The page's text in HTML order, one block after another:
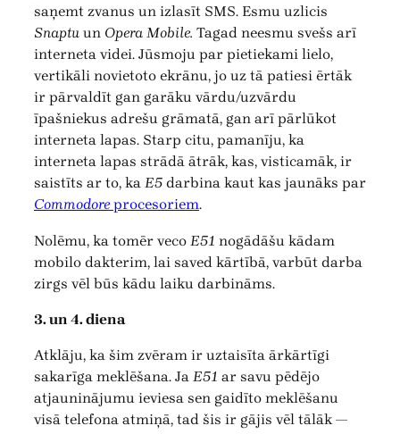
saņemt zvanus un izlasīt SMS. Esmu uzlicis
Snaptu un Opera Mobile. Tagad neesmu svešs arī
interneta videi. Jūsmoju par pietiekami lielo,
vertikāli novietoto ekrānu, jo uz tā patiesi ērtāk
ir pārvaldīt gan garāku vārdu/uzvārdu
īpašniekus adrešu grāmatā, gan arī pārlūkot
interneta lapas. Starp citu, pamanīju, ka
interneta lapas strādā ātrāk, kas, visticamāk, ir
saistīts ar to, ka E5 darbina kaut kas jaunāks par
Commodoreprocesoriem.
Nolēmu, ka tomēr veco E51 nogādāšu kādam
mobilo dakterim, lai saved kārtībā, varbūt darba
zirgs vēl būs kādu laiku darbināms.
3. un 4. diena
Atklāju, ka šim zvēram ir uztaisīta ārkārtīgi
sakarīga meklēšana. Ja E51 ar savu pēdējo
atjauninājumu ieviesa sen gaidīto meklēšanu
visā telefona atmiņā, tad šis ir gājis vēl tālāk —